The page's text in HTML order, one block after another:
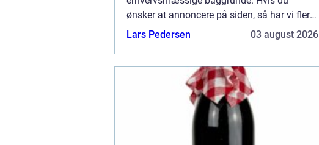
ønsker at annoncere på siden, så har vi flere
muligheder. Bannerannoncering er blot én af
Lars Pedersen 03 august 2026